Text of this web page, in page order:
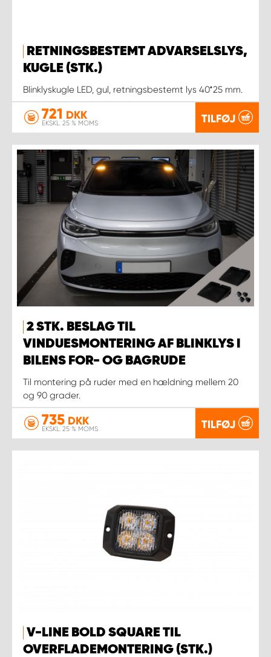
RETNINGSBESTEMT ADVARSELSLYS,
KUGLE (STK.)
Blinklyskugle LED, gul, retningsbestemt lys 40*25 mm.
721 DKK
EKSKL. 25 % MOMS TILFØJ
2 STK. BESLAG TIL
VINDUESMONTERING AF BLINKLYS I
BILENS FOR- OG BAGRUDE
Til montering på ruder med en hældning mellem 20
og 90 grader.
735 DKK
EKSKL. 25 % MOMS TILFØJ
V-LINE BOLD SQUARE TIL
OVERFLADEMONTERING (STK.)